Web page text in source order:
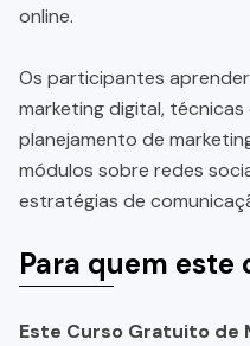
online.
Os participantes
marketing digital, técnicas
planejamento de
módulos sobre redes
estratégias de
Para quem este
Este Curso Gratuito de